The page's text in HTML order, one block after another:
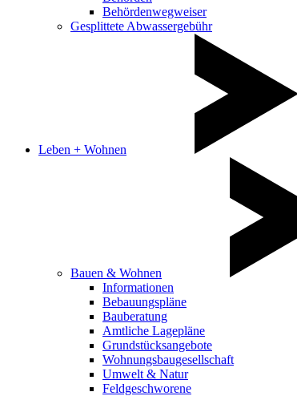
Behördenwegweiser
Gesplittete Abwassergebühr
Leben + Wohnen
Bauen & Wohnen
Informationen
Bebauungspläne
Bauberatung
Amtliche Lagepläne
Grundstücksangebote
Wohnungsbaugesellschaft
Umwelt & Natur
Feldgeschworene